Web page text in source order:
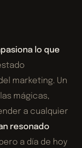
lo que
marketing. Un
mágicas,
a cualquier
resonado
a día de hoy